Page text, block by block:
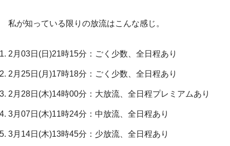
私が知っている限りの放流はこんな感じ。
2月03日(日)21時15分：ごく少数、全日程あり
2月25日(月)17時18分：ごく少数、全日程あり
2月28日(木)14時00分：大放流、全日程プレミアムあり
3月07日(木)11時24分：中放流、全日程あり
3月14日(木)13時45分：少放流、全日程あり